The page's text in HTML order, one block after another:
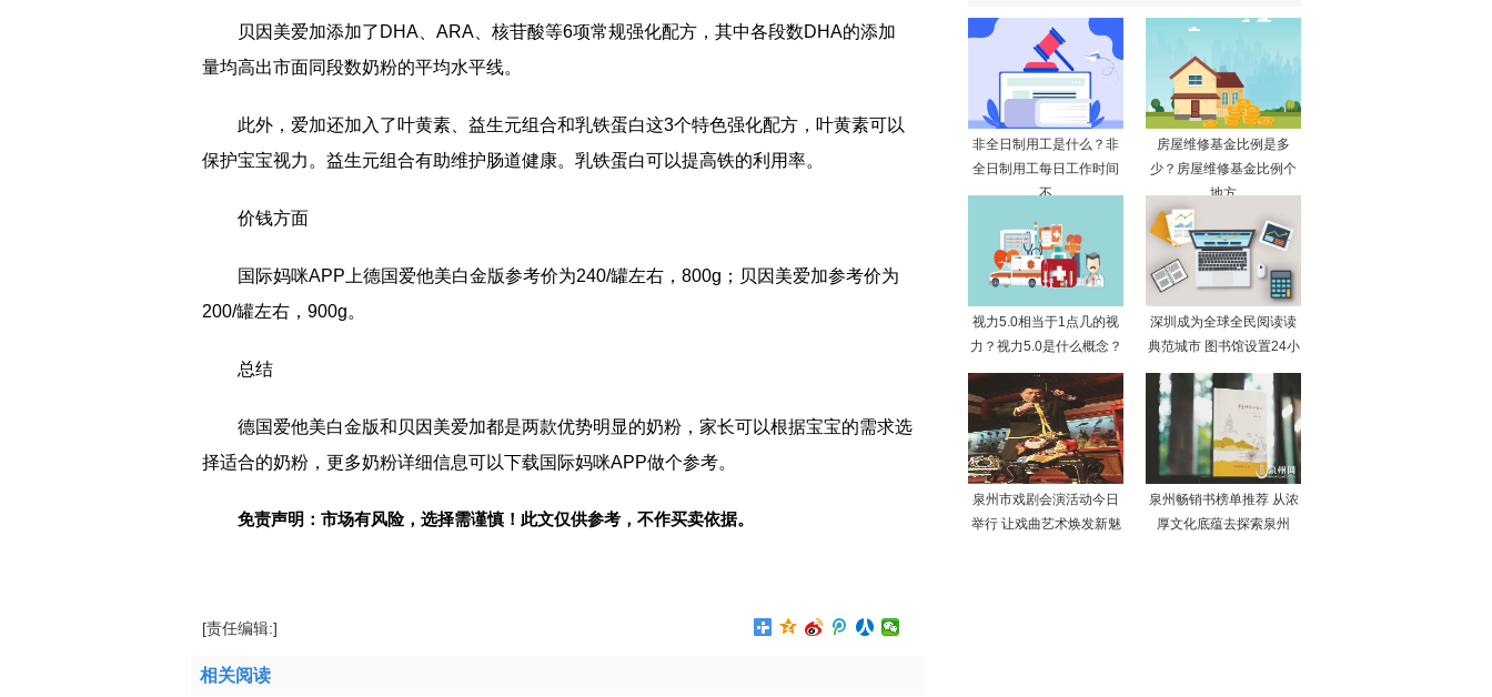
贝因美爱加添加了DHA、ARA、核苷酸等6项常规强化配方，其中各段数DHA的添加
量均高出市面同段数奶粉的平均水平线。
此外，爱加还加入了叶黄素、益生元组合和乳铁蛋白这3个特色强化配方，叶黄素可以
保护宝宝视力。益生元组合有助维护肠道健康。乳铁蛋白可以提高铁的利用率。
价钱方面
国际妈咪APP上德国爱他美白金版参考价为240/罐左右，800g；贝因美爱加参考价为
200/罐左右，900g。
总结
德国爱他美白金版和贝因美爱加都是两款优势明显的奶粉，家长可以根据宝宝的需求选
择适合的奶粉，更多奶粉详细信息可以下载国际妈咪APP做个参考。
免责声明：市场有风险，选择需谨慎！此文仅供参考，不作买卖依据。
[责任编辑:]
相关阅读
非全日制用工是什么？非
全日制用工每日工作时间
不
房屋维修基金比例是多
少？房屋维修基金比例个
地方
视力5.0相当于1点几的视
力？视力5.0是什么概念？
深圳成为全球全民阅读读
典范城市 图书馆设置24小
泉州市戏剧会演活动今日
举行 让戏曲艺术焕发新魅
泉州畅销书榜单推荐 从浓
厚文化底蕴去探索泉州